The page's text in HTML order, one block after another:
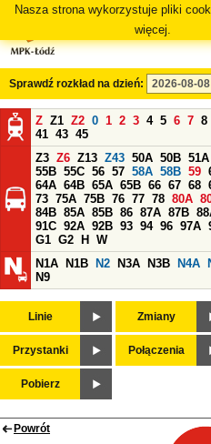
Nasza strona wykorzystuje pliki
więcej.
Sprawdź rozkład na dzień:
Z Z1 Z2 0 1 2 3 4 5 6 7 8
41 43 45
Z3 Z6 Z13 Z43 50A 50B 51A
55B 55C 56 57 58A 58B 59
64A 64B 65A 65B 66 67 68
73 75A 75B 76 77 78 80A
84B 85A 85B 86 87A 87B
91C 92A 92B 93 94 96 97A
G1 G2 H
W
N1A
N1B N2 N3A N3B N4A
N9
Linie Zmiany
Przystanki Połączenia
Pobierz
Powrót